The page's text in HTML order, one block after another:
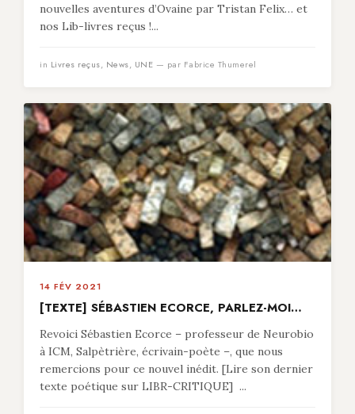
nouvelles aventures d’Ovaine par Tristan Felix… et
nos Lib-livres reçus !...
in Livres reçus, News, UNE — par Fabrice Thumerel
14 FÉV 2021
[TEXTE] SÉBASTIEN ECORCE, PARLEZ-MOI…
Revoici Sébastien Ecorce – professeur de Neurobio
à ICM, Salpètrière, écrivain-poète –, que nous
remercions pour ce nouvel inédit. [Lire son dernier
texte poétique sur LIBR-CRITIQUE] ...